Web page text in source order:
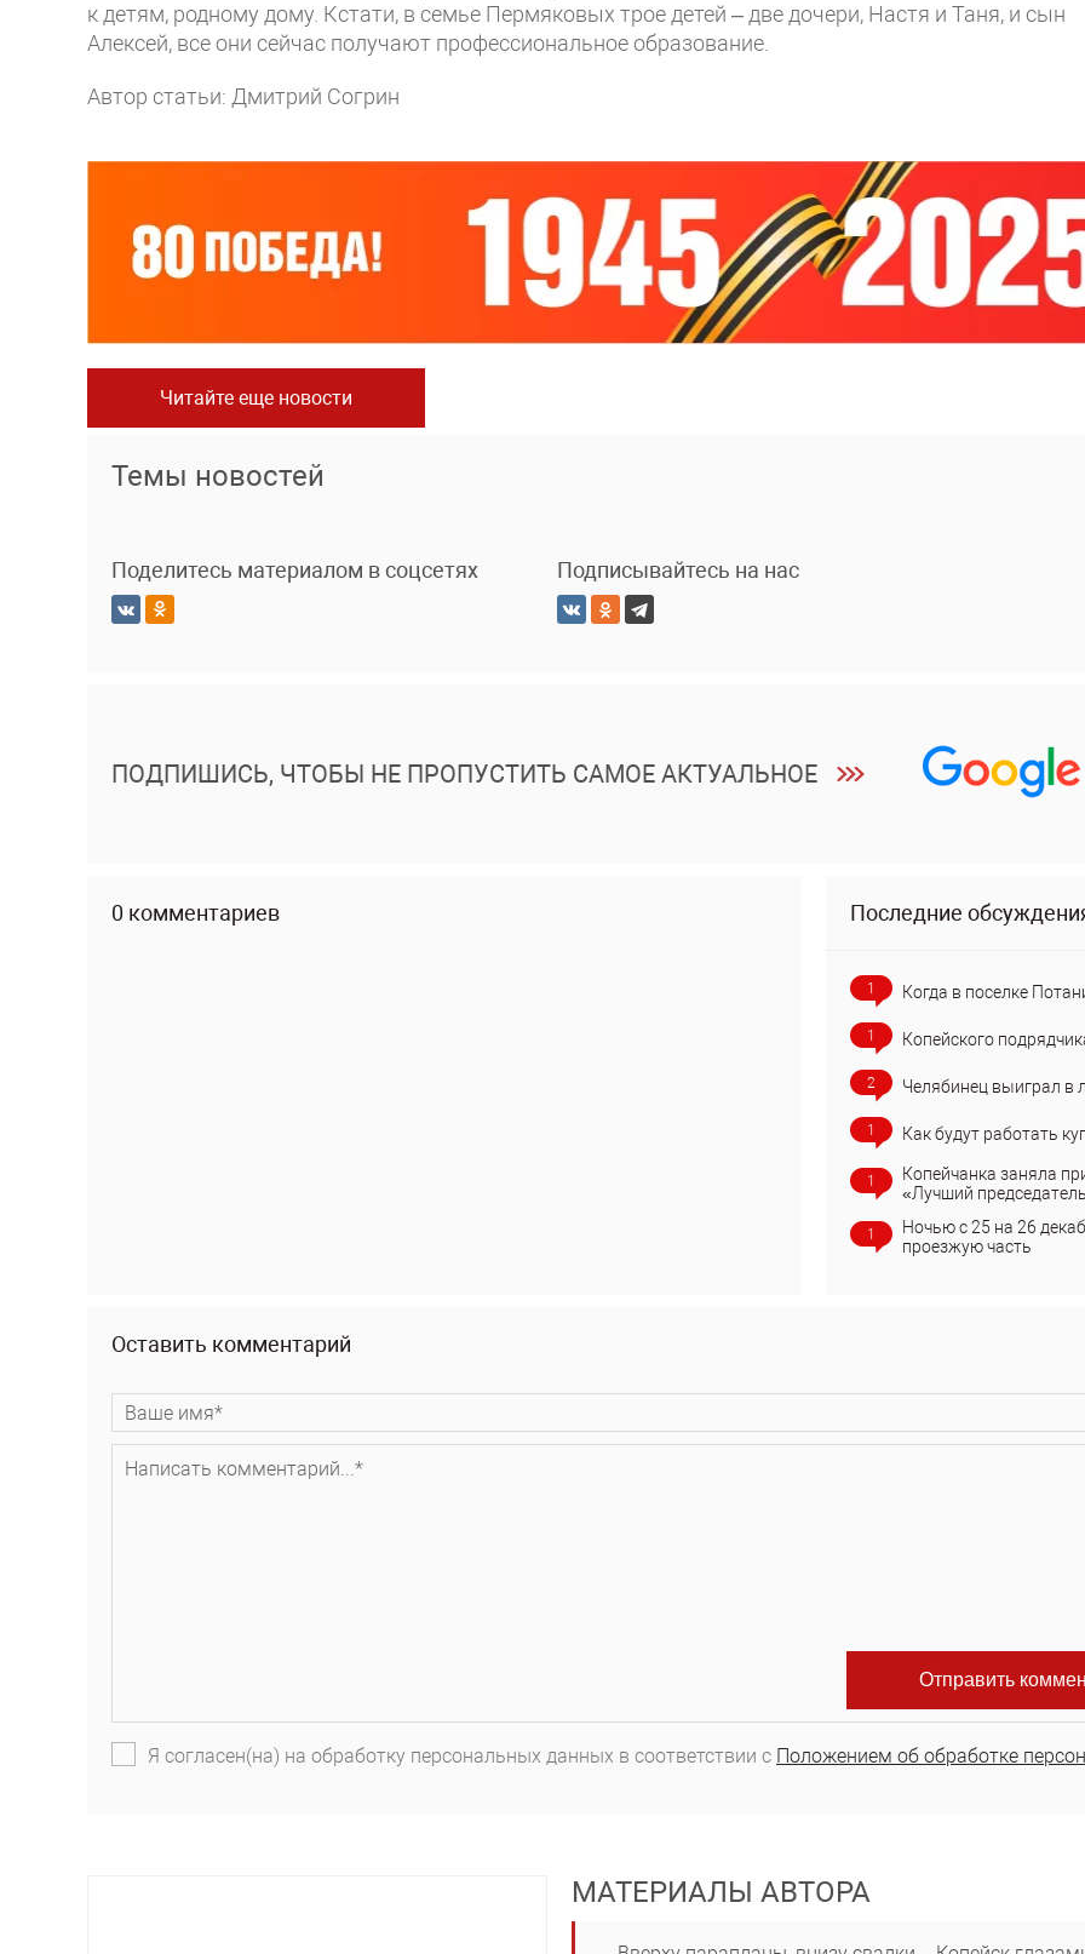
к детям, родному дому. Кстати, в семье Пермяковых трое детей – две дочери, Настя и Таня, и сын
Алексей, все они сейчас получают профессиональное образование.
Автор статьи: Дмитрий Согрин
Читайте еще новости
Темы новостей
Поделитесь материалом в соцсетях Подписывайтесь на нас
ПОДПИШИСЬ, ЧТОБЫ НЕ ПРОПУСТИТЬ САМОЕ АКТУАЛЬНОЕ
0 комментариев Последние
1 Когда в поселке
1 Копейского
2 Челябинец выиграл в
1 Как будут работать
1
Копейчанка заняла
«Лучший
1
Ночью с 25 на 26
проезжую часть
Оставить комментарий
Я согласен(на) на обработку персональных данных в соответствии с Положением об обработке
МАТЕРИАЛЫ АВТОРА